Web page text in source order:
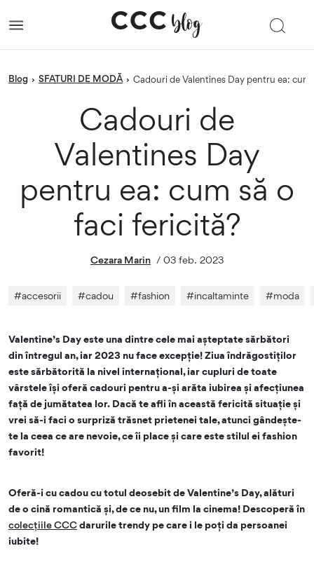
blog › SFATURI DE MODĂ › Cadouri de Valentines Day pentru ea:
Cadouri de
Valentines Day
pentru ea: cum să o
faci fericită?
Cezara Marin / 03 feb. 2023
#accesorii #cadou #fashion #incaltaminte #moda
Valentine’s Day este una dintre cele mai așteptate sărbători
din întregul an, iar 2023 nu face excepție! Ziua îndrăgostiților
este sărbătorită la nivel internațional, iar cupluri de toate
vârstele își oferă cadouri pentru a-și arăta iubirea și afecțiunea
față de jumătatea lor. Dacă te afli în această fericită situație și
vrei să-i faci o surpriză trăsnet prietenei tale, atunci gândește-
te la ceea ce are nevoie, ce îi place și care este stilul ei fashion
favorit!
Oferă-i cu cadou cu totul deosebit de Valentine’s Day, alături
de o cină romantică și, de ce nu, un film la cinema! Descoperă în
colecțiile CCCdarurile trendy pe care i le poți da persoanei
iubite!